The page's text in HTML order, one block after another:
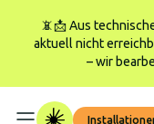
📵📩 Aus
aktuell nicht
– wir